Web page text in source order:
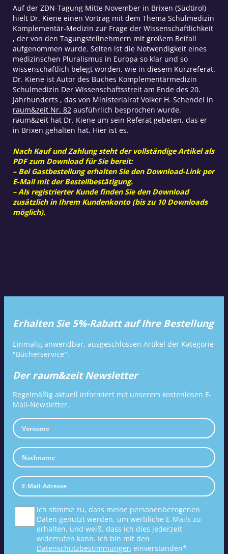
Auf der ZDN-Tagung Mitte November in Brixen (Südtirol)
hielt Dr. Kiene einen Vortrag mit dem Thema Schulmedizin
Komplementär-Medizin zur Frage der Wissenschaftlichkeit
, der von den Tagungsteilnehmern mit großem Beifall
aufgenommen wurde. Selten ist die Notwendigkeit eines
medizinschen Pluralismus in Europa so klar und so
wissenschaftlich belegt worden, wie in diesem Kurzreferat.
Dr. Kiene ist Autor des Buches Komplementärmedizin
Schulmedizin Der Wissenschaftsstreit am Ende des 20.
Jahrhunderts , das von Ministerialrat Volker H. Schendel in
raum&zeit Nr. 82ausführlich besprochen wurde.
raum&zeit hat Dr. Kiene um sein Referat gebeten, das er
in Brixen gehalten hat. Hier ist es.
Nach Kauf und Zahlung steht der vollständige Artikel als
PDF zum Download für Sie bereit:
– Bei Gastbestellung erhalten Sie den Download-Link per
E-Mail mit der Bestellbestätigung.
– Als registrierter Kunde finden Sie den Download
zusätzlich in Ihrem Kundenkonto (bis zu 10 Downloads
möglich).
Erhalten Sie 5%-Rabatt auf Ihre Bestellung
Einmalig anwendbar, ausgeschlossen Artikel der Kategorie
"Bücherservice".
Der raum&zeit Newsletter
Regelmäßig aktuell informiert mit unserem kostenlosen E-
Mail-Newsletter.
Ich stimme zu, dass meine personenbezogenen
Daten genutzt werden, um werbliche E-Mails zu
erhalten, und weiß, dass ich dies jederzeit
widerrufen kann. Ich bin mit den
Datenschutzbestimmungen einverstanden*